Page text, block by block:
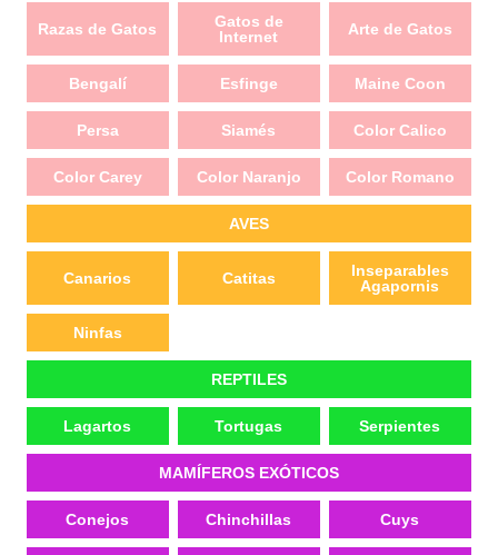
Razas de Gatos
Gatos de
Internet
Arte de Gatos
Bengalí Esfinge Maine Coon
Persa Siamés Color Calico
Color Carey Color Naranjo Color Romano
AVES
Canarios Catitas
Inseparables
Agapornis
Ninfas
REPTILES
Lagartos Tortugas Serpientes
MAMÍFEROS EXÓTICOS
Conejos Chinchillas Cuys